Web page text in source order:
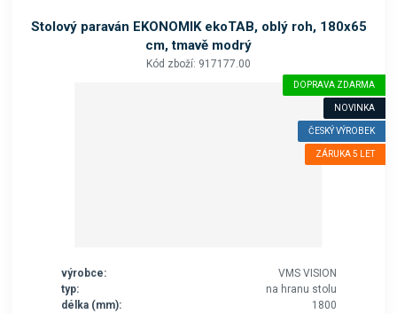
Stolový paraván EKONOMIK ekoTAB, oblý roh, 180x65
cm, tmavě modrý
Kód zboží: 917177.00
DOPRAVA ZDARMA
NOVINKA
ČESKÝ VÝROBEK
ZÁRUKA 5 LET
výrobce:
VMS VISION
typ:
na hranu stolu
délka (mm):
1800